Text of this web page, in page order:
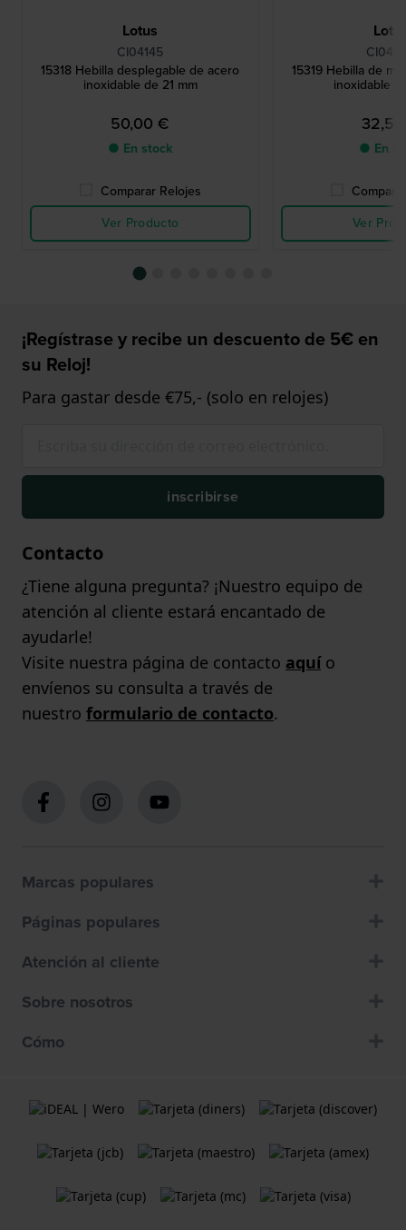
Lotus
CI04145
15318 Hebilla desplegable de acero
inoxidable de 21 mm
50,00 €
● En stock
Comparar Relojes
Ver Producto
15319 Hebilla de
inoxidable
● En
Ver
¡Regístrase y recibe un descuento de 5€ en
su Reloj!
Para gastar desde €75,- (solo en relojes)
inscribirse
Contacto
¿Tiene alguna pregunta? ¡Nuestro equipo de
atención al cliente estará encantado de
ayudarle!
Visite nuestra página de contacto aquío
envíenos su consulta a través de
nuestro formulario de contacto.
Marcas populares
Páginas populares
Atención al cliente
Sobre nosotros
Cómo